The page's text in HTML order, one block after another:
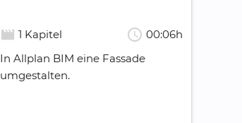
movie_creation 1 Kapitel schedule 00:06h
In Allplan BIM eine Fassade
umgestalten.